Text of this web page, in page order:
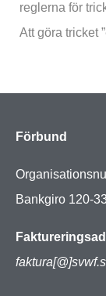
reglerna för
Att göra tricket
Förbund
Bankgiro 120-